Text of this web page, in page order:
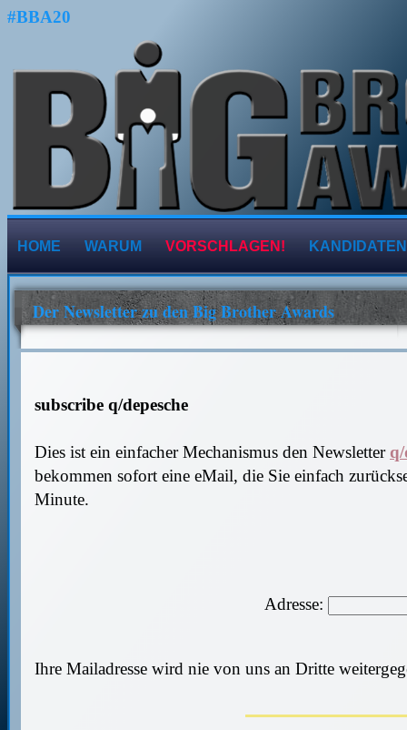
#BBA20
HOME WARUM VORSCHLAGEN! KANDIDATEN
Der Newsletter zu den Big Brother Awards
subscribe q/depesche
Dies ist ein einfacher Mechanismus den Newsletterq/
bekommen sofort eine eMail, die Sie einfach
Minute.
Adresse:
Ihre Mailadresse wird nie von uns an Dritte